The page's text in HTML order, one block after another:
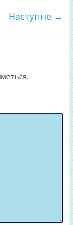
Наступне →